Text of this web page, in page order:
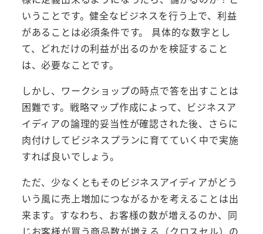
いうことです。健全なビジネスを行う上で、利益
があることは必須条件です。 具体的な数字とし
て、どれだけの利益が出るのかを検証すること
は、必要なことです。
しかし、ワークショップの時点で答を出すことは
困難です。戦略マップ作成によって、ビジネスア
イディアの論理的妥当性が確認された後、さらに
肉付けしてビジネスプランに育てていく中で実施
すれば良いでしょう。
ただ、少なくともそのビジネスアイディアがどう
いう風に売上増加につながるかを考えることは出
来ます。すなわち、お客様の数が増えるのか、同
じお客様が買う商品数が増える（クロスセル）の